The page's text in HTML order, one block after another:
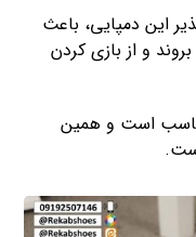
این دمپایی، باعث
و از بازی کردن
است و همین